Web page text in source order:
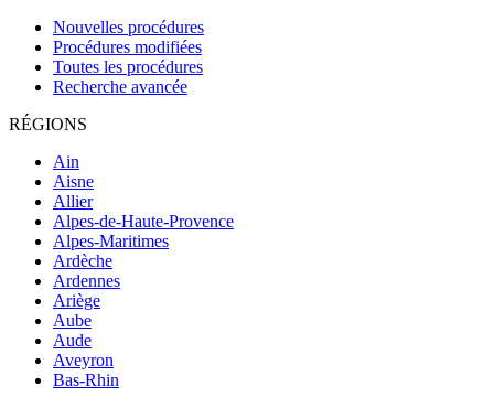
Nouvelles procédures
Procédures modifiées
Toutes les procédures
Recherche avancée
RÉGIONS
Ain
Aisne
Allier
Alpes-de-Haute-Provence
Alpes-Maritimes
Ardèche
Ardennes
Ariège
Aube
Aude
Aveyron
Bas-Rhin